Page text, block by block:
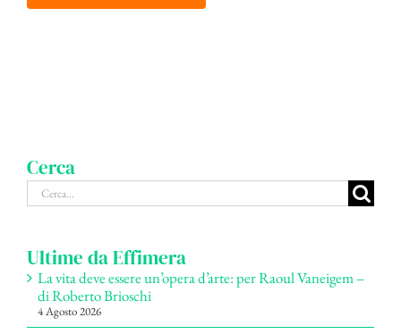
Cerca
Cerca
per:
Ultime da Effimera
La vita deve essere un’opera d’arte: per Raoul Vaneigem –
di Roberto Brioschi
4 Agosto 2026